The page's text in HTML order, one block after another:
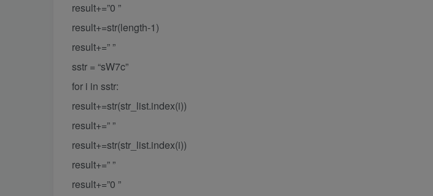
result+=”0 ”
result+=str(length-1)
result+=” ”
sstr = “sW7c”
for i in sstr:
result+=str(str_list.index(i))
result+=” ”
result+=str(str_list.index(i))
result+=” ”
result+=”0 ”